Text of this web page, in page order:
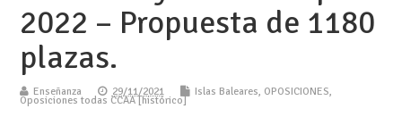
2022 – Propuesta de 1180
plazas.
Enseñanza 29/11/2021 Islas Baleares, OPOSICIONES,
Oposiciones todas CCAA [histórico]